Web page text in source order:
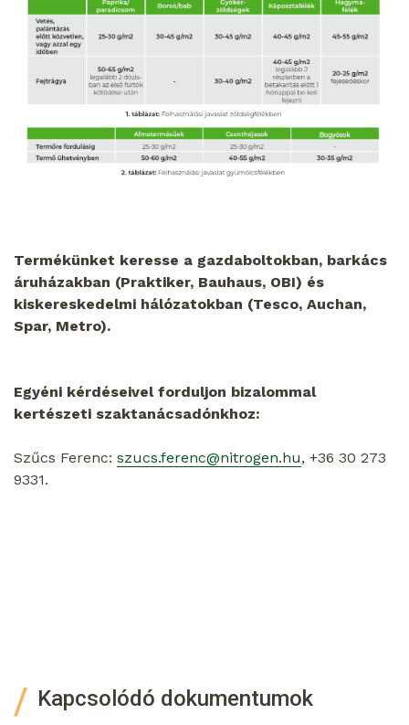
Termékünket keresse a gazdaboltokban, barkács
áruházakban (Praktiker, Bauhaus, OBI) és
kiskereskedelmi hálózatokban (Tesco, Auchan,
Spar, Metro).
Egyéni kérdéseivel forduljon bizalommal
kertészeti szaktanácsadónkhoz:
Szűcs Ferenc: szucs.ferenc@nitrogen.hu, +36 30 273
9331.
Kapcsolódó dokumentumok